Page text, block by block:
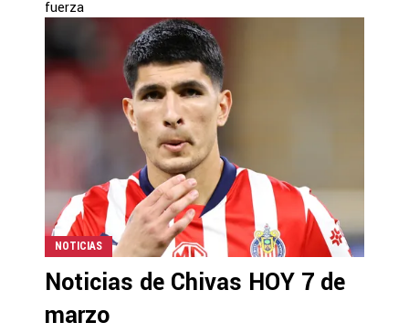
fuerza
NOTICIAS
Noticias de Chivas HOY 7 de
marzo